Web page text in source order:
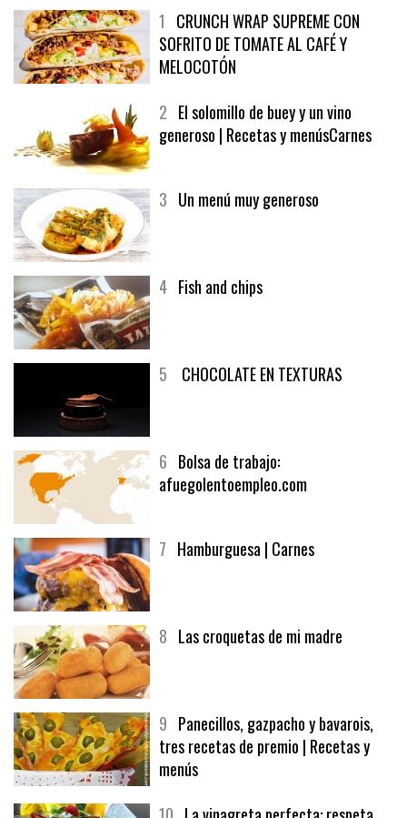
1CRUNCH WRAP SUPREME CON
SOFRITO DE TOMATE AL CAFÉ Y
MELOCOTÓN
2El solomillo de buey y un vino
6Bolsa de trabajo:
9Panecillos, gazpacho y bavarois,
tres recetas de premio | Recetas y
menús